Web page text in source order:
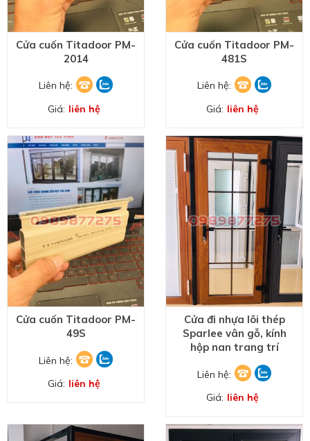
Cửa cuốn Titadoor PM-
2014
Liên hệ:
Giá: liên hệ
Cửa cuốn Titadoor PM-
481S
Liên hệ:
Giá: liên hệ
Cửa cuốn Titadoor PM-
49S
Liên hệ:
Giá: liên hệ
Cửa đi nhựa lõi thép
Sparlee vân gỗ, kính
hộp nan trang trí
Liên hệ:
Giá: liên hệ